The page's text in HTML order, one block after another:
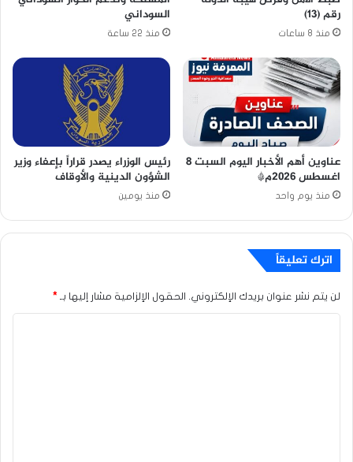
رقم (13)
منذ 8 ساعات
السوداني
منذ 22 ساعة
عناوين أهم الأخبار اليوم السبت ٨
اغسطس ٢٠٢٦م*
منذ يوم واحد
رئيس الوزراء يصدر قراراً بإعفاء وزير
الشؤون الدينية والأوقاف
منذ يومين
اترك تعليقاً
لن يتم نشر عنوان بريدك الإلكتروني. الحقول الإلزامية مشار إليها بـ *